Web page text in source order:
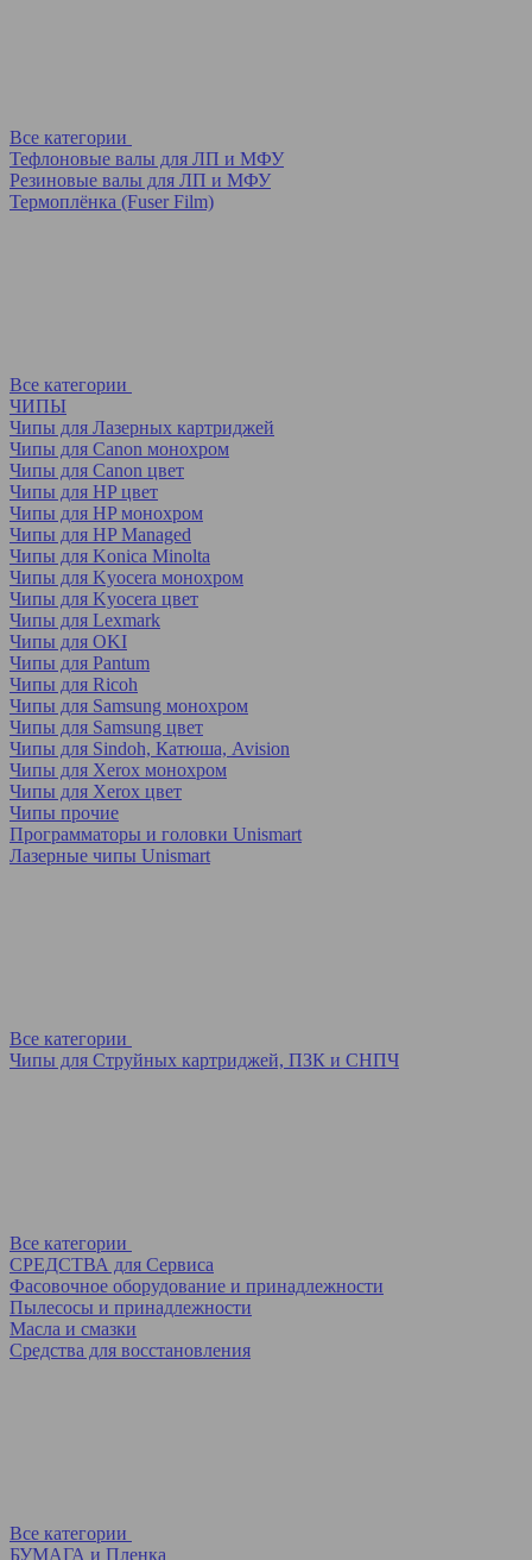
Все категории
Тефлоновые валы для ЛП и МФУ
Резиновые валы для ЛП и МФУ
Термоплёнка (Fuser Film)
Все категории
ЧИПЫ
Чипы для Лазерных картриджей
Чипы для Canon монохром
Чипы для Canon цвет
Чипы для HP цвет
Чипы для HP монохром
Чипы для HP Managed
Чипы для Konica Minolta
Чипы для Kyocera монохром
Чипы для Kyocera цвет
Чипы для Lexmark
Чипы для OKI
Чипы для Pantum
Чипы для Ricoh
Чипы для Samsung монохром
Чипы для Samsung цвет
Чипы для Sindoh, Катюша, Avision
Чипы для Xerox монохром
Чипы для Xerox цвет
Чипы прочие
Программаторы и головки Unismart
Лазерные чипы Unismart
Все категории
Чипы для Струйных картриджей, ПЗК и СНПЧ
Все категории
СРЕДСТВА для Сервиса
Фасовочное оборудование и принадлежности
Пылесосы и принадлежности
Масла и смазки
Средства для восстановления
Все категории
БУМАГА и Пленка